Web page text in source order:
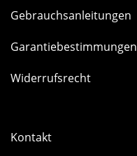
Gebrauchsanleitungen
Garantiebestimmungen
Widerrufsrecht
Kontakt